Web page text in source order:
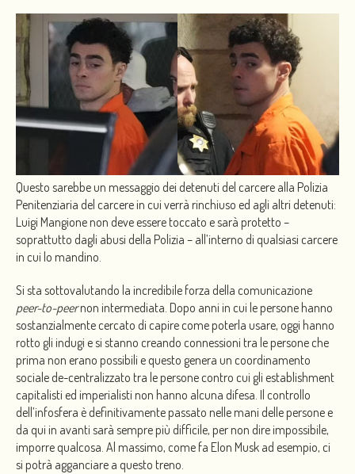
Questo sarebbe un messaggio dei detenuti del carcere alla Polizia
Penitenziaria del carcere in cui verrà rinchiuso ed agli altri detenuti:
Luigi Mangione non deve essere toccato e sarà protetto –
soprattutto dagli abusi della Polizia – all’interno di qualsiasi carcere
in cui lo mandino.
Si sta sottovalutando la incredibile forza della comunicazione
peer-to-peernon intermediata. Dopo anni in cui le persone hanno
sostanzialmente cercato di capire come poterla usare, oggi hanno
rotto gli indugi e si stanno creando connessioni tra le persone che
prima non erano possibili e questo genera un coordinamento
sociale de-centralizzato tra le persone contro cui gli establishment
capitalisti ed imperialisti non hanno alcuna difesa. Il controllo
dell’infosfera è definitivamente passato nelle mani delle persone e
da qui in avanti sarà sempre più difficile, per non dire impossibile,
imporre qualcosa. Al massimo, come fa Elon Musk ad esempio, ci
si potrà agganciare a questo treno.